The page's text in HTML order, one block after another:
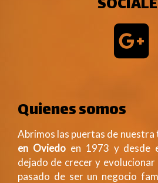
Quienes somos
Abrimos las puertas de nuestra
en Oviedoen 1973 y desde
dejado de crecer y evolucionar
pasado de ser un negocio